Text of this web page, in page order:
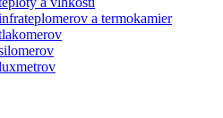
a termokamier